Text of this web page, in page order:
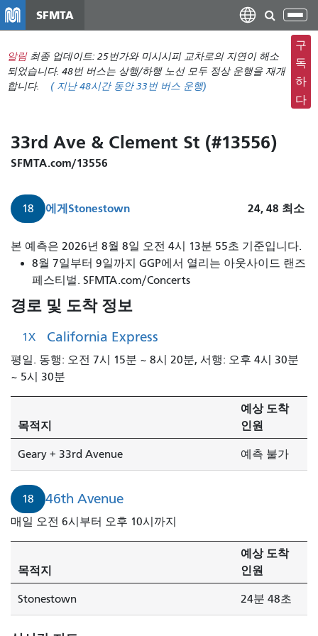
텐
츠
로
뛰
SFMTA
탐
색
메
뉴
전
환
알림 최종 업데이트: 25번가와 미시시피 교차로의 지연이 해소
되었습니다. 48번 버스는 상행/하행 노선 모두 정상 운행을 재개
합니다.
( 지난 48시간 동안33번 버스 운행)
구
독
하
다
33rd Ave & Clement St (#13556)
SFMTA.com/13556
18 에게Stonestown 24, 48 최소
본 예측은 2026년 8월 8일 오전 4시 13분 55초 기준입니다.
8월 7일부터 9일까지 GGP에서 열리는 아웃사이드 랜즈
페스티벌. SFMTA.com/Concerts
경로 및 도착 정보
1X California Express
평일. 동행: 오전 7시 15분 ~ 8시 20분, 서행: 오후 4시 30분
~ 5시 30분
목적지
예상 도착
인원
Geary + 33rd Avenue 예측 불가
18 46th Avenue
매일 오전 6시부터 오후 10시까지
목적지
예상 도착
인원
Stonestown 24분 48초